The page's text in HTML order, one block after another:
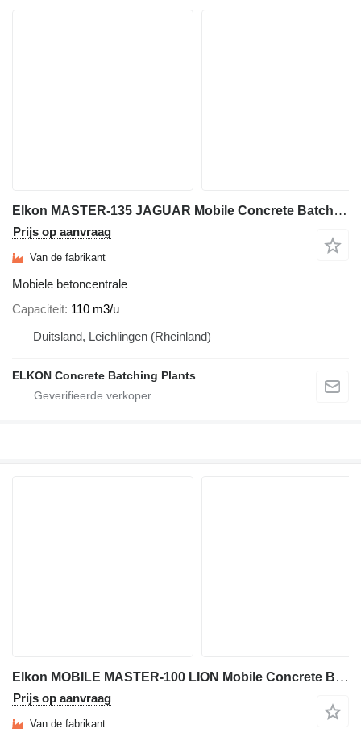
Elkon MASTER-135 JAGUAR Mobile Concrete Batching Plant
Prijs op aanvraag
Van de fabrikant
Mobiele betoncentrale
Capaciteit 110 m3/u
Duitsland, Leichlingen (Rheinland)
ELKON Concrete Batching Plants
Elkon MOBILE MASTER-100 LION Mobile Concrete Batching Plant
Prijs op aanvraag
Van de fabrikant